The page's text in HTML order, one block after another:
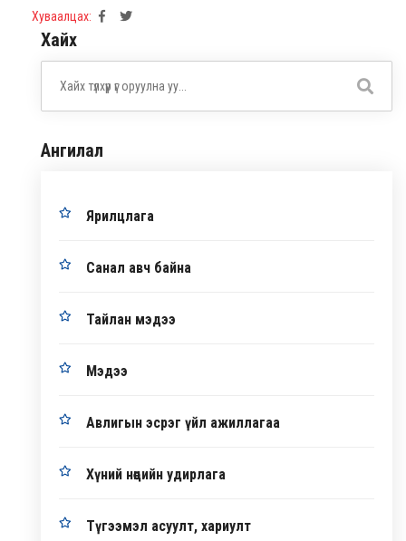
Хуваалцах:
Хайх
Ангилал
Ярилцлага
Санал авч байна
Тайлан мэдээ
Мэдээ
Авлигын эсрэг үйл ажиллагаа
Хүний нөөцийн удирлага
Түгээмэл асуулт, хариулт